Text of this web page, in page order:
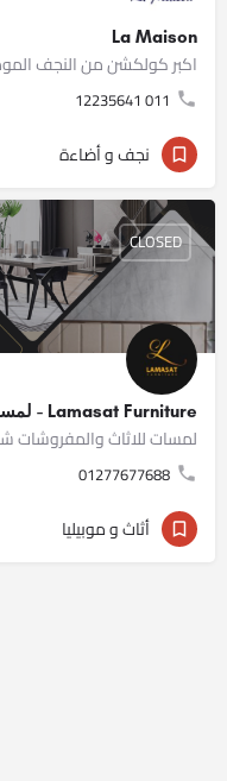
La Maison
اكبر كولكشن من النجف
011 12235641
نجف و أضاءة
Lamasat Furniture - لمسات للاثاث المنزلي
لمسات للاثاث والمفروشات
01277677688
CLOSED
أثاث و موبيليا